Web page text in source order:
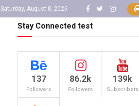
Saturday, August 8, 2026
Stay Connected test
137
Followers
86.2k
Followers
139k
Subscribers